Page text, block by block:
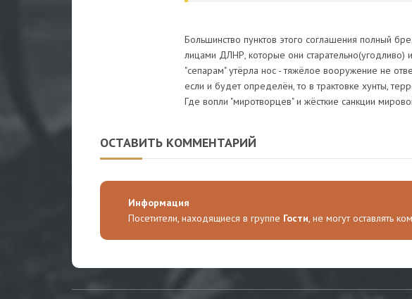
Большинство пунктов этого соглашения полный
лицами ДЛНР, которые они
"сепарам" утёрла нос - тяжёлое вооружение не
если и будет определён, то в трактовке хунты,
Где вопли "миротворцев" и жёсткие санкции
ОСТАВИТЬ КОММЕНТАРИЙ
Информация
Посетители, находящиеся в группе Гости, не могут оставлять